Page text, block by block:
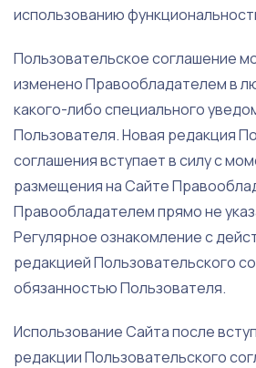
использованию
Пользовательское соглашение
изменено Правообладателем в
какого-либо специального
Пользователя. Новая редакция
соглашения вступает в силу с
размещения на Сайте
Правообладателем прямо не
Регулярное ознакомление с
редакцией Пользовательского
обязанностью Пользователя.
Использование Сайта после
редакции Пользовательского